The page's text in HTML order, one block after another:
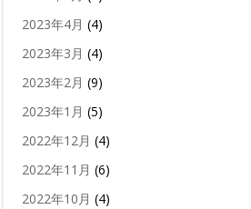
2023年4月 (4)
2023年3月 (4)
2023年2月 (9)
2023年1月 (5)
2022年12月 (4)
2022年11月 (6)
2022年10月 (4)